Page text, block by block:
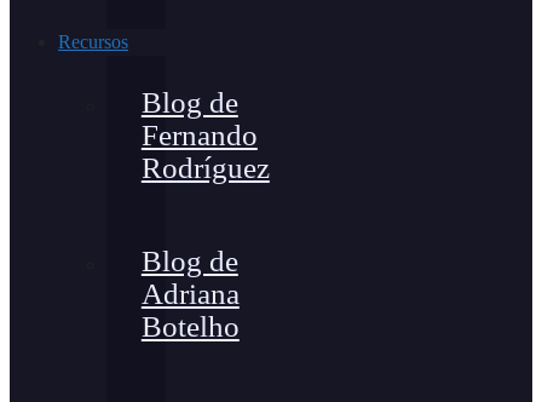
Recursos
Blog de
Fernando
Rodríguez
Blog de
Adriana
Botelho